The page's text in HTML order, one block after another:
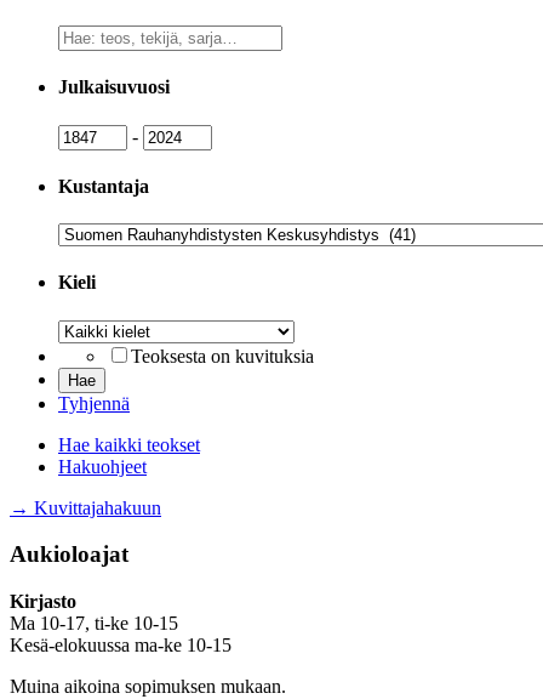
Vapaa
sanahaku
Julkaisuvuosi
Julkaisuvuosi
- Julkaisuvuosi
Kustantaja
Kustantaja
Kieli
Kieli
Teoksesta on kuvituksia
Tyhjennä
Hae kaikki teokset
Hakuohjeet
→ Kuvittajahakuun
Aukioloajat
Kirjasto
Ma 10-17, ti-ke 10-15
Kesä-elokuussa ma-ke 10-15
Muina aikoina sopimuksen mukaan.